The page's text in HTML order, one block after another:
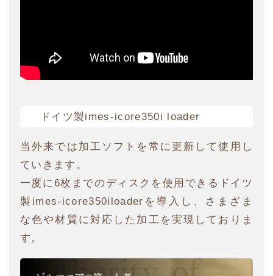
ドイツ製imes-icore350i loader
当外来では加工ソフトを常に更新して使用し
ていきます。
一度に6枚までのディスクを使用できるドイツ
製imes-icore350iloaderを導入し、さまざま
な色や材質に対応した加工を実現しておりま
す。